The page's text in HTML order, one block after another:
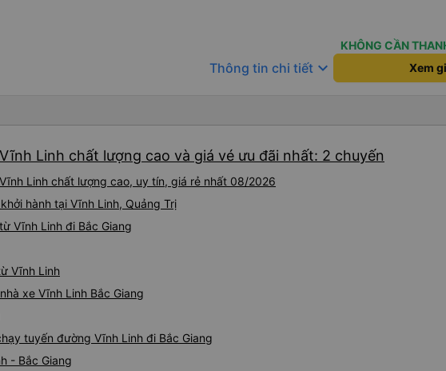
KHÔNG CẦN
Thông tin chi tiết keyboard_arrow_down Xem
Linh chất lượng cao và giá vé ưu đãi nhất: 2 chuyến
Linh chất lượng cao, uy tín, giá rẻ nhất 08/2026
hành tại Vĩnh Linh, Quảng Trị
Vĩnh Linh đi Bắc Giang
Vĩnh Linh
xe Vĩnh Linh Bắc Giang
tuyến đường Vĩnh Linh đi Bắc Giang
- Bắc Giang